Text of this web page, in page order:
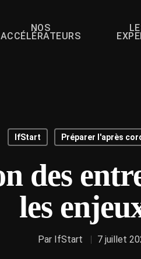
NOS
ACCÉLÉRATEURS
IfStart Préparer l'après
des
les
Par IfStart 7 juillet